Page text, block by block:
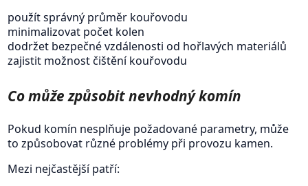
použít správný průměr kouřovodu
minimalizovat počet kolen
dodržet bezpečné vzdálenosti od hořlavých materiálů
zajistit možnost čištění kouřovodu
Co může způsobit nevhodný komín
Pokud komín nesplňuje požadované parametry, může
to způsobovat různé problémy při provozu kamen.
Mezi nejčastější patří: